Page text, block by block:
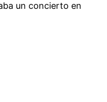
un concierto en